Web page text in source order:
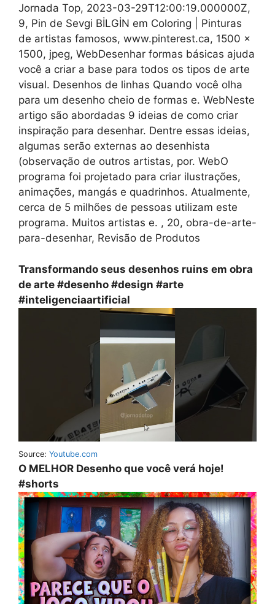
Jornada Top, 2023-03-29T12:00:19.000000Z,
9, Pin de Sevgi BİLGİN em Coloring | Pinturas
de artistas famosos, www.pinterest.ca, 1500 x
1500, jpeg, WebDesenhar formas básicas ajuda
você a criar a base para todos os tipos de arte
visual. Desenhos de linhas Quando você olha
para um desenho cheio de formas e. WebNeste
artigo são abordadas 9 ideias de como criar
inspiração para desenhar. Dentre essas ideias,
algumas serão externas ao desenhista
(observação de outros artistas, por. WebO
programa foi projetado para criar ilustrações,
animações, mangás e quadrinhos. Atualmente,
cerca de 5 milhões de pessoas utilizam este
programa. Muitos artistas e. , 20, obra-de-arte-
para-desenhar, Revisão de Produtos
Transformando seus desenhos ruins em obra
de arte #desenho #design #arte
#inteligenciaartificial
Source: Youtube.com
O MELHOR Desenho que você verá hoje!
#shorts